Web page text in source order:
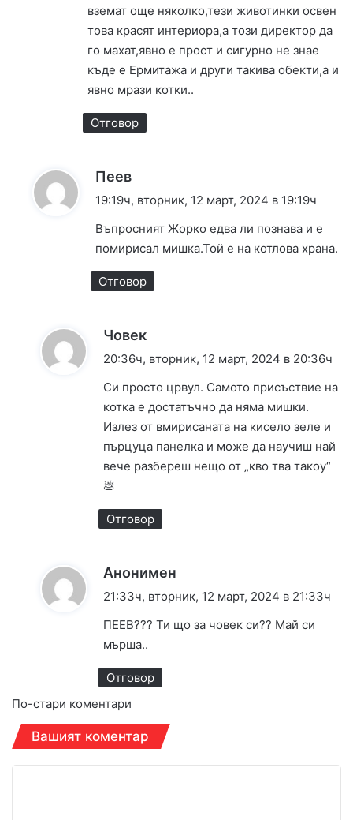
вземат още няколко,тези животинки освен
това красят интериора,а този директор да
го махат,явно е прост и сигурно не знае
къде е Ермитажа и други такива обекти,а и
явно мрази котки..
Отговор
Пеев
а
19:19ч, вторник, 12 март, 2024 в 19:19ч
Въпросният Жорко едва ли познава и е
помирисал мишка.Той е на котлова храна.
Отговор
Човек
а
а
:
20:36ч, вторник, 12 март, 2024 в 20:36ч
Си просто црвул. Самото присъствие на
котка е достатъчно да няма мишки.
Излез от вмирисаната на кисело зеле и
пърцуца панелка и може да научиш най
вече разбереш нещо от „кво тва такоу“
💩
Отговор
Анонимен
а
а
21:33ч, вторник, 12 март, 2024 в 21:33ч
ПЕЕВ??? Ти що за човек си?? Май си
мърша..
Отговор
Навигация
за
коментарите
По-стари коментари
Вашият коментар